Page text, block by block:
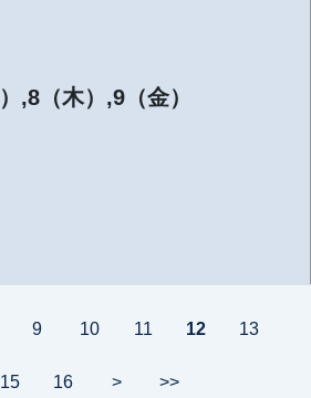
,8（木）,9（金）
9 10 11 12 13
15 16 > >>